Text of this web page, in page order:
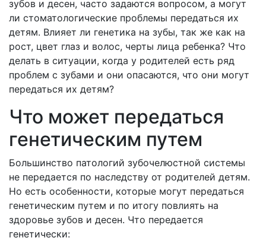
зубов и десен, часто задаются вопросом, а могут
ли стоматологические проблемы передаться их
детям. Влияет ли генетика на зубы, так же как на
рост, цвет глаз и волос, черты лица ребенка? Что
делать в ситуации, когда у родителей есть ряд
проблем с зубами и они опасаются, что они могут
передаться их детям?
Что может передаться
генетическим путем
Большинство патологий зубочелюстной системы
не передается по наследству от родителей детям.
Но есть особенности, которые могут передаться
генетическим путем и по итогу повлиять на
здоровье зубов и десен. Что передается
генетически: